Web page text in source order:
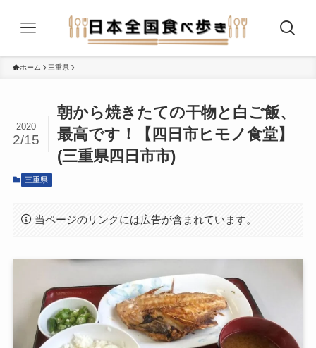
ホーム 三重県
朝から焼きたての干物と白ご飯、
最高です！【四日市ヒモノ食堂】
(三重県四日市市)
2020
2/15
三重県
当ページのリンクには広告が含まれています。